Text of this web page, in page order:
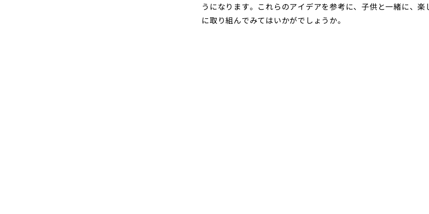
うになります。これらのアイデアを参考に、子供と一緒に、楽
に取り組んでみてはいかがでしょうか。